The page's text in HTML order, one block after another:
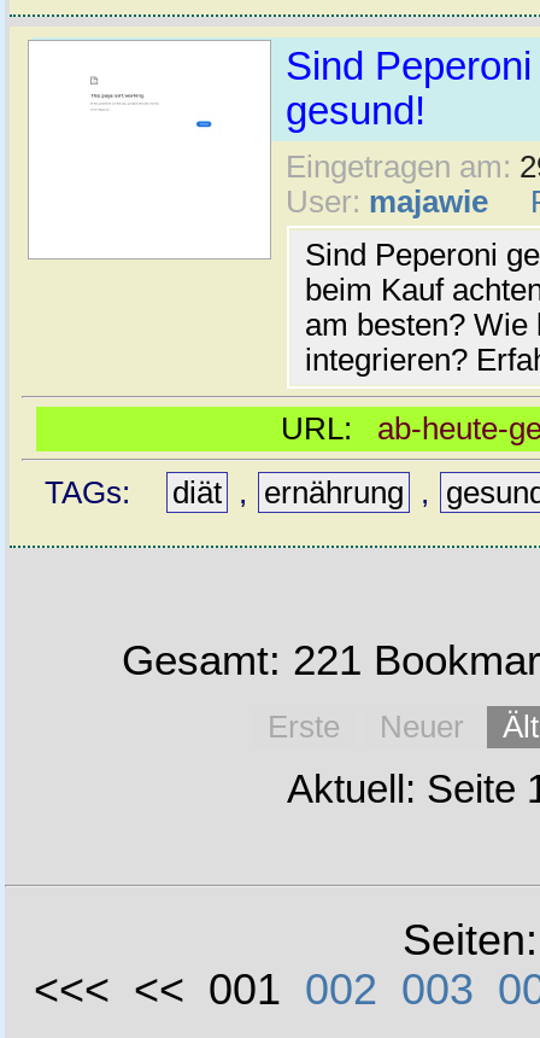
Sind
gesund!
Eingetragen am:
User: majawie
Sind Peperoni
beim Kauf
am besten? Wie
integrieren?
URL: ab-heute-
TAGs:
diät , ernährung ,
Gesamt: 221
Erste Neuer
Aktuell: Seite
<<< << 001 002 003